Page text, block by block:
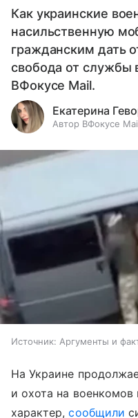
Как украинские
насильственную
гражданским дать
свобода от
ВФокусе Mail.
Екатерина
Автор ВФокусе
Источник: Аргументы и
На Украине
и охота на
характер,сообщили